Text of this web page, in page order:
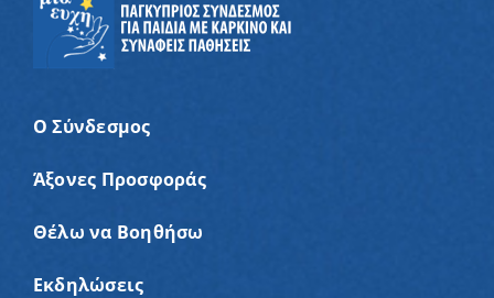
Ο Σύνδεσμος
Άξονες Προσφοράς
Θέλω να Βοηθήσω
Εκδηλώσεις